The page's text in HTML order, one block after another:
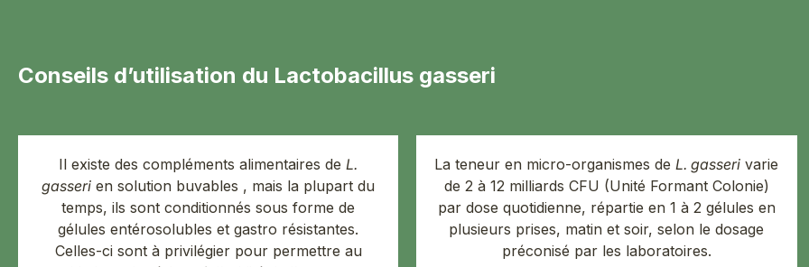
Conseils d’utilisation du Lactobacillus gasseri
Il existe des compléments alimentaires deL.
gasseri en solution buvables , mais la plupart du
temps, ils sont conditionnés sous forme de
gélules entérosolubles et gastro résistantes.
Celles-ci sont à privilégier pour permettre au
La teneur en micro-organismes deL. gasseri varie
de 2 à 12 milliards CFU (Unité Formant Colonie)
par dose quotidienne, répartie en 1 à 2 gélules en
plusieurs prises, matin et soir, selon le dosage
préconisé par les laboratoires.